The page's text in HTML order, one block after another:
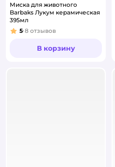
Миска для животного
Barbaks Лукум керамическая
395мл
Рейтинг:
5 8 отзывов
В корзину